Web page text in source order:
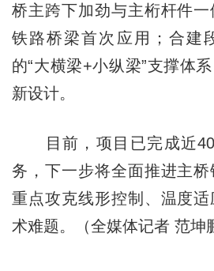
桥主跨下加劲与主桁杆件
铁路桥梁首次应用；合建
的“大横梁+小纵梁”支撑体
新设计。
目前，项目已完成近
务，下一步将全面推进主桥
重点攻克线形控制、温度
术难题。（全媒体记者 范坤